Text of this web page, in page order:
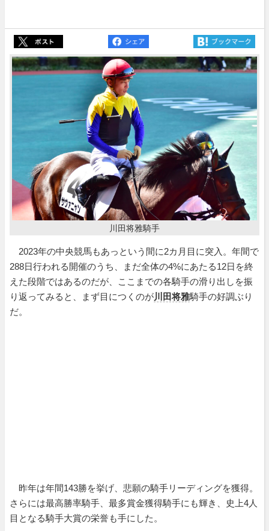
川田将雅騎手
2023年の中央競馬もあっという間に2カ月目に突入。年間で
288日行われる開催のうち、まだ全体の4%にあたる12日を終
えた段階ではあるのだが、ここまでの各騎手の滑り出しを振
り返ってみると、まず目につくのが川田将雅騎手の好調ぶり
だ。
昨年は年間143勝を挙げ、悲願の騎手リーディングを獲得。
さらには最高勝率騎手、最多賞金獲得騎手にも輝き、史上4人
目となる騎手大賞の栄誉も手にした。